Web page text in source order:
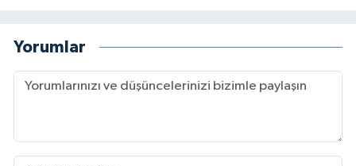
Yorumlar
Yozgat Müftülüğü